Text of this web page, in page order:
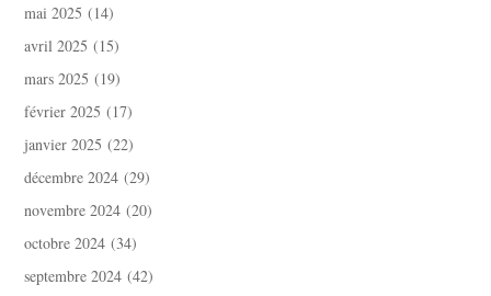
mai 2025 (14)
avril 2025 (15)
mars 2025 (19)
février 2025 (17)
janvier 2025 (22)
décembre 2024 (29)
novembre 2024 (20)
octobre 2024 (34)
septembre 2024 (42)